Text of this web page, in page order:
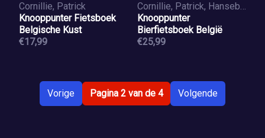
Cornillie, Patrick
Knooppunter Fietsboek
Belgische Kust
€17,99
Cornillie, Patrick, Hansebout, Kristien
Knooppunter
Bierfietsboek België
€25,99
Vorige Pagina 2 van de 4 Volgende